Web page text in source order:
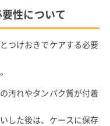
性について
つけおきでケアする必要
汚れやタンパク質が付着
した後は、ケースに保存